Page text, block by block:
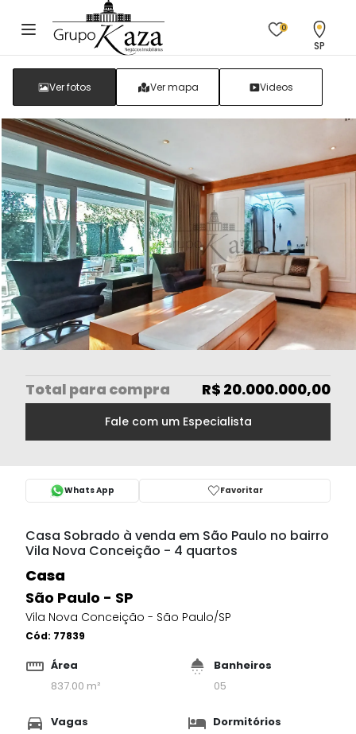
0
SP
Ver fotos Ver mapa Videos
Casa Sobrado à venda em São Paulo no bairro
Vila Nova Conceição - 4 quartos
Casa
São Paulo - SP
Vila Nova Conceição - São Paulo/SP
Cód: 77839
Área
837.00 m²
Banheiros
05
Vagas
Dormitórios
Total para compra R$ 20.000.000,00
Fale com um Especialista
Whats App Favoritar